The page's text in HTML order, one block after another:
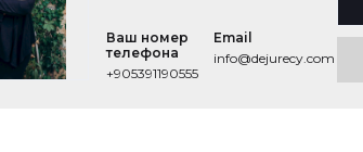
Ваш номер
телефона
+905391190555
Email
info@dejurecy.com